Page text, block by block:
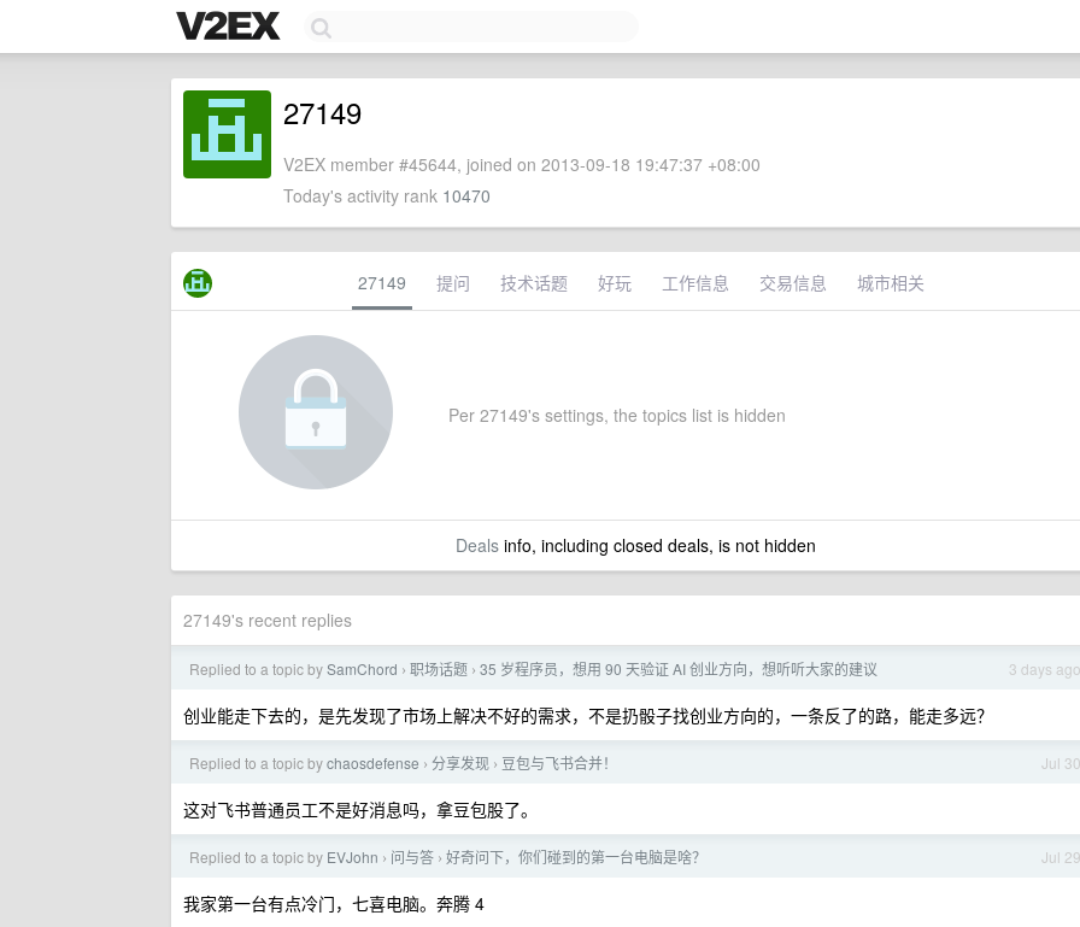
27149
V2EX member #45644, joined on 2013-09-18 19:47:37 +08:00
Today's activity rank 10470
27149 提问 技术话题 好玩 工作信息 交易信息 城市相关
Per 27149's settings, the topics list is hidden
Dealsinfo, including closed deals, is not hidden
27149's recent replies
3 days ago
Replied to a topic bySamChord › 职场话题 › 35 岁程序员，想用 90 天验证 AI 创业方向，想听听大家的建议
创业能走下去的，是先发现了市场上解决不好的需求，不是扔骰子找创业方向的，一条反了的路，能走多远？
Jul 30
Replied to a topic bychaosdefense › 分享发现 › 豆包与飞书合并！
这对飞书普通员工不是好消息吗，拿豆包股了。
Jul 29
Replied to a topic by EVJohn › 问与答 › 好奇问下，你们碰到的第一台电脑是啥？
我家第一台有点冷门，七喜电脑。奔腾 4